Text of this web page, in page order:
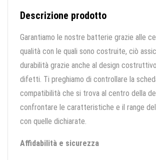
Descrizione prodotto
Garantiamo le nostre batterie grazie alle
qualità con le quali sono costruite, ciò
durabilità grazie anche al design
difetti. Ti preghiamo di controllare la
compatibilità che si trova al centro della
confrontare le caratteristiche e il range
con quelle dichiarate.
Affidabilità e sicurezza